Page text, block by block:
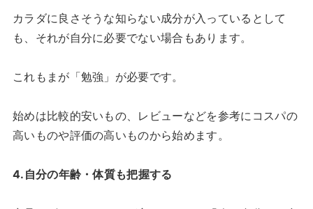
カラダに良さそうな知らない成分が入っているとして
も、それが自分に必要でない場合もあります。
これもまが「勉強」が必要です。
始めは比較的安いもの、レビューなどを参考にコスパの
高いものや評価の高いものから始めます。
4.自分の年齢・体質も把握する